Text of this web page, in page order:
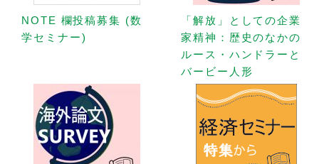
NOTE 欄投稿募集 (数
学セミナー)
「解放」としての企業
家精神：歴史のなかの
ルース・ハンドラーと
バービー人形